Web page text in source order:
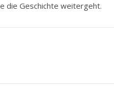
die Geschichte weitergeht.